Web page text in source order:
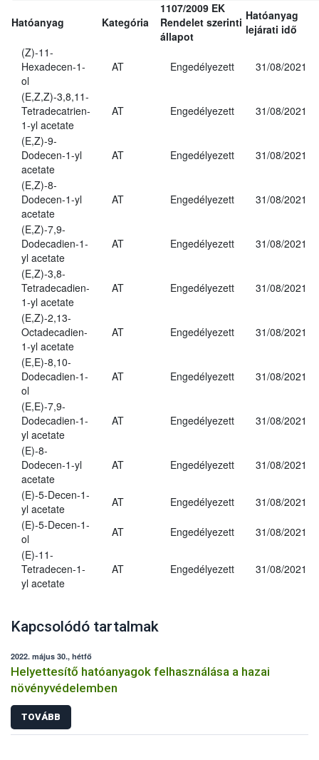
Hatóanyag Kategória
1107/2009 EK
Rendelet szerinti
állapot
Hatóanyag
lejárati idő
(Z)-11-
Hexadecen-1-
ol
AT Engedélyezett 31/08/2021
(E,Z,Z)-3,8,11-
Tetradecatrien-
1-yl acetate
AT Engedélyezett 31/08/2021
(E,Z)-9-
Dodecen-1-yl
acetate
AT Engedélyezett 31/08/2021
(E,Z)-8-
Dodecen-1-yl
acetate
AT Engedélyezett 31/08/2021
(E,Z)-7,9-
Dodecadien-1-
yl acetate
AT Engedélyezett 31/08/2021
(E,Z)-3,8-
Tetradecadien-
1-yl acetate
AT Engedélyezett 31/08/2021
(E,Z)-2,13-
Octadecadien-
1-yl acetate
AT Engedélyezett 31/08/2021
(E,E)-8,10-
Dodecadien-1-
ol
AT Engedélyezett 31/08/2021
(E,E)-7,9-
Dodecadien-1-
yl acetate
AT Engedélyezett 31/08/2021
(E)-8-
Dodecen-1-yl
acetate
AT Engedélyezett 31/08/2021
(E)-5-Decen-1-
yl acetate
AT Engedélyezett
31/08/2021
(E)-5-Decen-1-
ol
AT Engedélyezett
31/08/2021
(E)-11-
Tetradecen-1-
yl acetate
AT Engedélyezett 31/08/2021
Kapcsolódó tartalmak
2022. május 30., hétfő
Helyettesítő hatóanyagok felhasználása a hazai
növényvédelemben
TOVÁBB